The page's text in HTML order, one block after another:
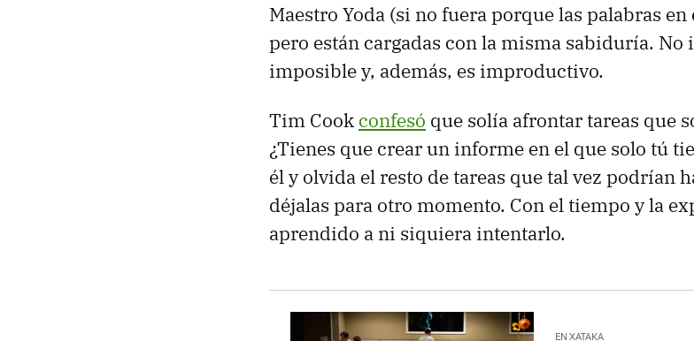
Maestro Yoda (si no fuera porque las palabras
pero están cargadas con la misma sabiduría. No
imposible y, además, es improductivo.
Tim Cook confesó que solía afrontar tareas que
¿Tienes que crear un informe en el que solo tú
él y olvida el resto de tareas que tal vez podrían
déjalas para otro momento. Con el tiempo y la
aprendido a ni siquiera intentarlo.
EN XATAKA